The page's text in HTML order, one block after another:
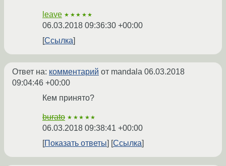
leave ★★★★★
06.03.2018 09:36:30 +00:00
Ссылка
Ответ на: комментарий от mandala 06.03.2018
09:04:46 +00:00
Кем принято?
burato ★★★★★
06.03.2018 09:38:41 +00:00
Показать ответы
Ссылка